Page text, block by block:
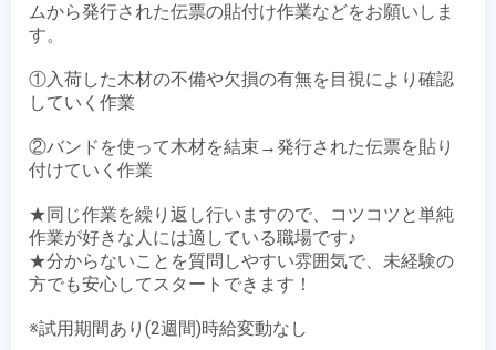
ムから発行された伝票の貼付け作業などをお願いしま
す。
①入荷した木材の不備や欠損の有無を目視により確認
していく作業
②バンドを使って木材を結束→発行された伝票を貼り
付けていく作業
★同じ作業を繰り返し行いますので、コツコツと単純
作業が好きな人には適している職場です♪
★分からないことを質問しやすい雰囲気で、未経験の
方でも安心してスタートできます！
※試用期間あり(2週間)時給変動なし